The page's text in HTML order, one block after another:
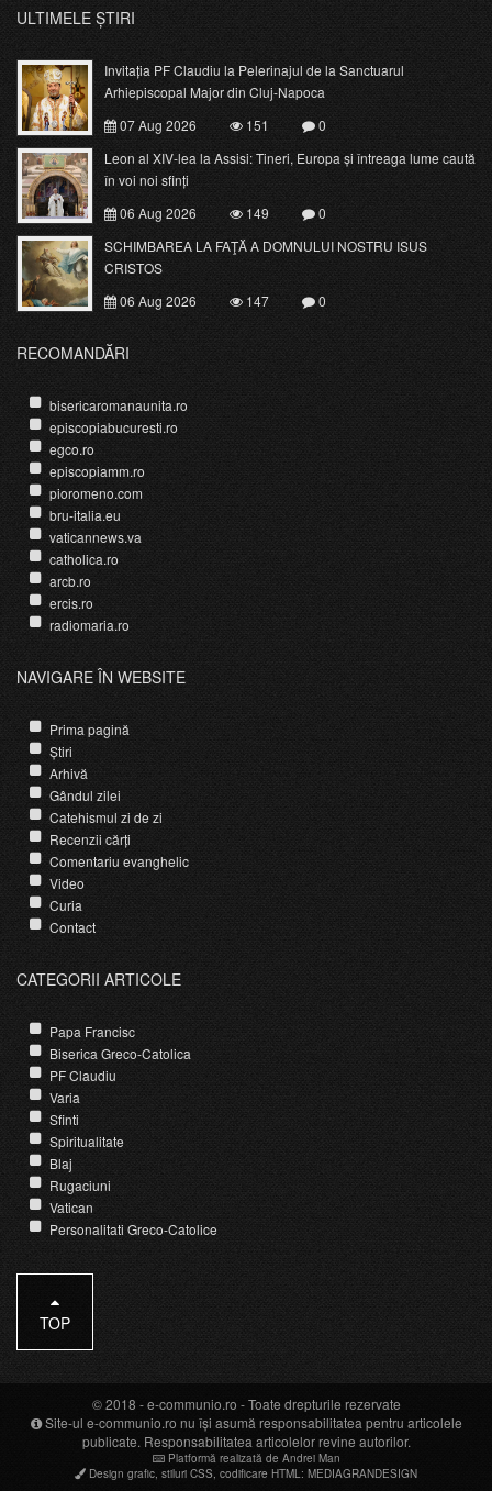
ULTIMELE ȘTIRI
Invitația PF Claudiu la Pelerinajul de la Sanctuarul
Arhiepiscopal Major din Cluj-Napoca
07 Aug 2026
151
0
Leon al XIV-lea la Assisi: Tineri, Europa și întreaga lume caută
în voi noi sfinți
06 Aug 2026
149
0
SCHIMBAREA LA FAŢĂ A DOMNULUI NOSTRU ISUS
CRISTOS
06 Aug 2026
147 0
RECOMANDĂRI
bisericaromanaunita.ro
episcopiabucuresti.ro
egco.ro
episcopiamm.ro
pioromeno.com
bru-italia.eu
vaticannews.va
catholica.ro
arcb.ro
ercis.ro
radiomaria.ro
NAVIGARE ÎN WEBSITE
Prima pagină
Știri
Arhivă
Gândul zilei
Catehismul zi de zi
Recenzii cărți
Comentariu evanghelic
Video
Curia
Contact
CATEGORII ARTICOLE
Papa Francisc
Biserica Greco-Catolica
PF Claudiu
Varia
Sfinti
Spiritualitate
Blaj
Rugaciuni
Vatican
Personalitati Greco-Catolice
TOP
© 2018 -e-communio.ro - Toate drepturile rezervate
Site-ul e-communio.ro nu își asumă responsabilitatea pentru articolele
publicate. Responsabilitatea articolelor revine autorilor.
Platformă realizată de Andrei Man
Design grafic stiluri CSS codificare HTML : MEDIAGRANDESIGN